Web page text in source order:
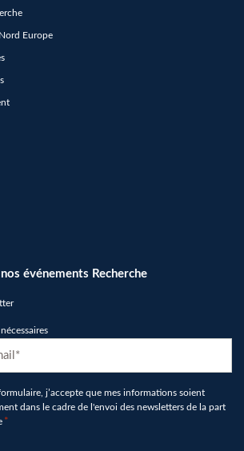
Europe
événements Recherche
j’accepte que mes informations soient
dans le cadre de l'envoi des newsletters de la part
*